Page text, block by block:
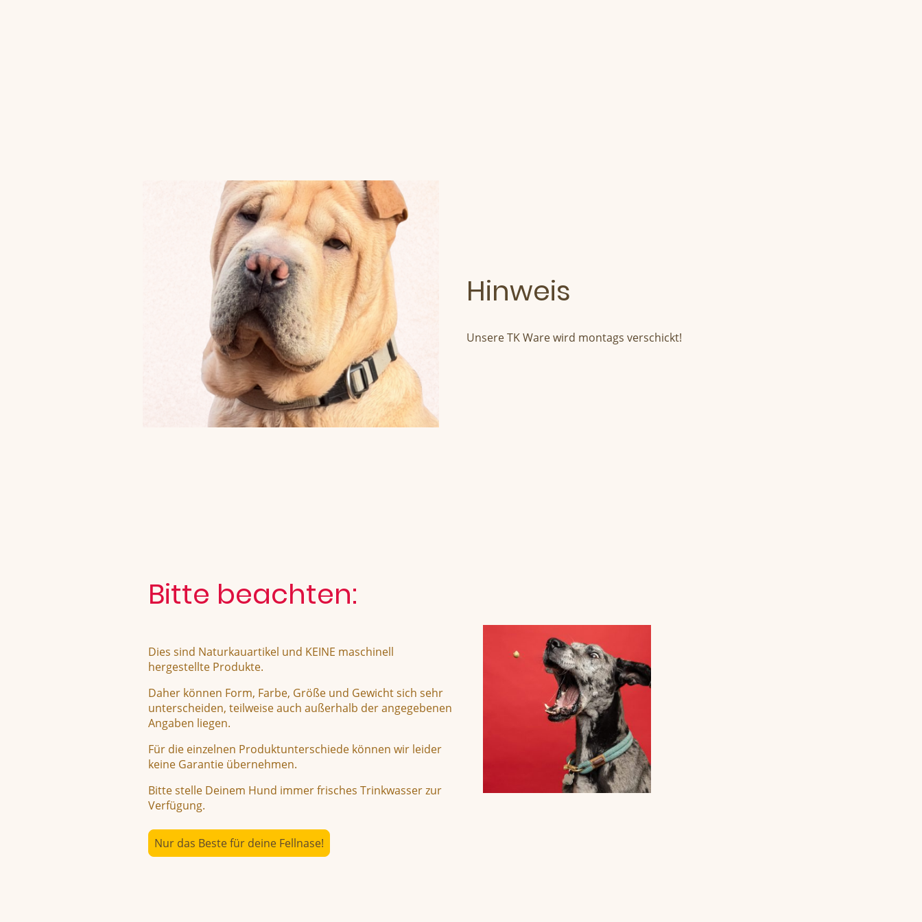
Hinweis
Unsere TK Ware wird montags verschickt!
Bitte beachten:
Dies sind Naturkauartikel und KEINE maschinell
hergestellte Produkte.
Daher können Form, Farbe, Größe und Gewicht sich sehr
unterscheiden, teilweise auch außerhalb der angegebenen
Angaben liegen.
Für die einzelnen Produktunterschiede können wir leider
keine Garantie übernehmen.
Bitte stelle Deinem Hund immer frisches Trinkwasser zur
Verfügung.
Nur das Beste für deine Fellnase!